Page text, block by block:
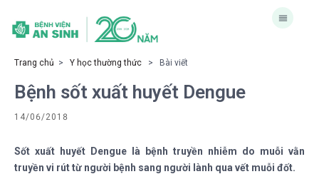
Trang chủ > Y học thường thức > Bài viết
Bệnh sốt xuất huyết Dengue
14/06/2018
Sốt xuất huyết Dengue là bệnh truyền nhiễm do muỗi vằn
truyền vi rút từ người bệnh sang người lành qua vết muỗi đốt.